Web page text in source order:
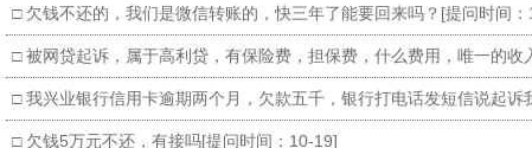
□ 欠钱不还的，我们是微信转账的，快三年了能要回来吗？ [提问时间
□被网贷起诉，属于高利贷，有保险费，担保费，什么费用，唯一的收
□我兴业银行信用卡逾期两个月，欠款五千，银行打电话发短信说起诉
□ 欠钱5万元不还，有接吗[提问时间：10-19]